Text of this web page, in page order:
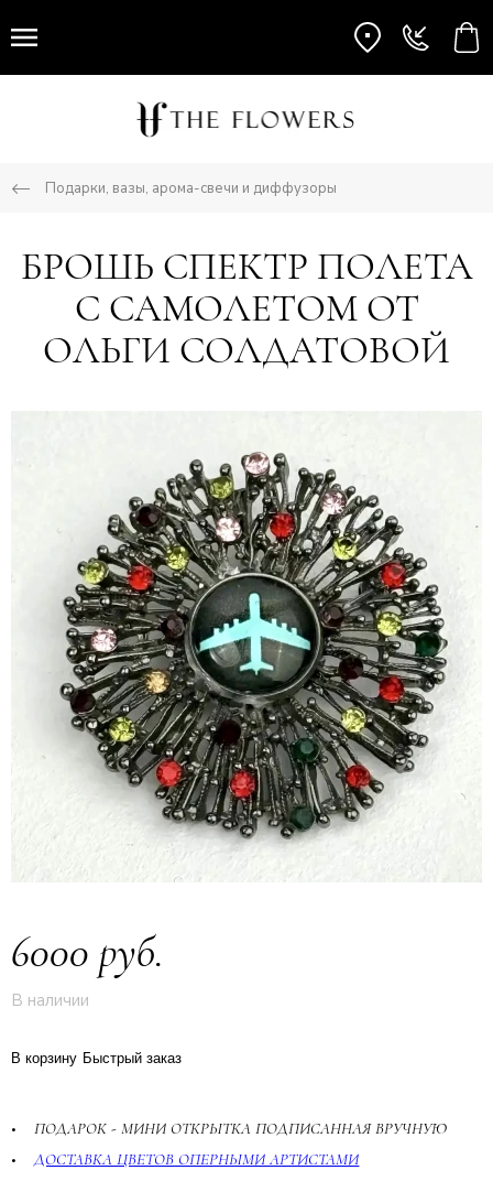
Подарки, вазы, арома-свечи и диффузоры
БРОШЬ СПЕКТР ПОЛЕТА
С САМОЛЕТОМ ОТ
ОЛЬГИ СОЛДАТОВОЙ
6000 руб.
В наличии
В корзину Быстрый заказ
ПОДАРОК - МИНИ ОТКРЫТКА ПОДПИСАННАЯ ВРУЧНУЮ
ДОСТАВКА ЦВЕТОВ ОПЕРНЫМИ АРТИСТАМИ